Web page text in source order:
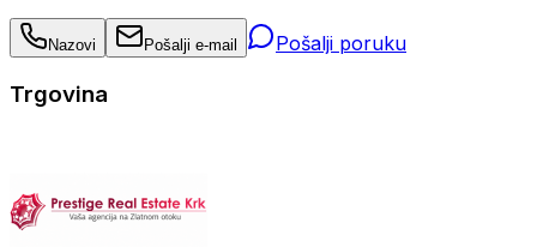
Nazovi Pošalji e-mail Pošalji poruku
Trgovina